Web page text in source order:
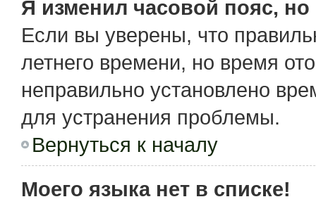
Я изменил часовой пояс,
Если вы уверены, что
летнего времени, но время
неправильно установлено
для устранения проблемы.
Вернуться к началу
Моего языка нет в списке!